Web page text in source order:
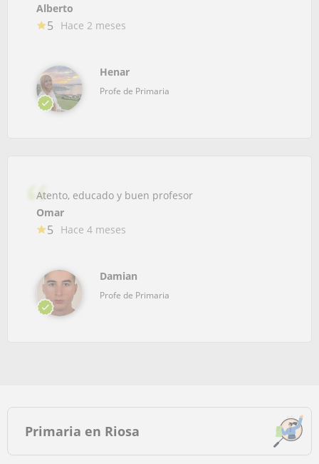
Alberto
5 Hace 2 meses
Henar
Profe de Primaria
Atento, educado y buen profesor
Omar
5 Hace 4 meses
Damian
Profe de Primaria
Primaria en Riosa